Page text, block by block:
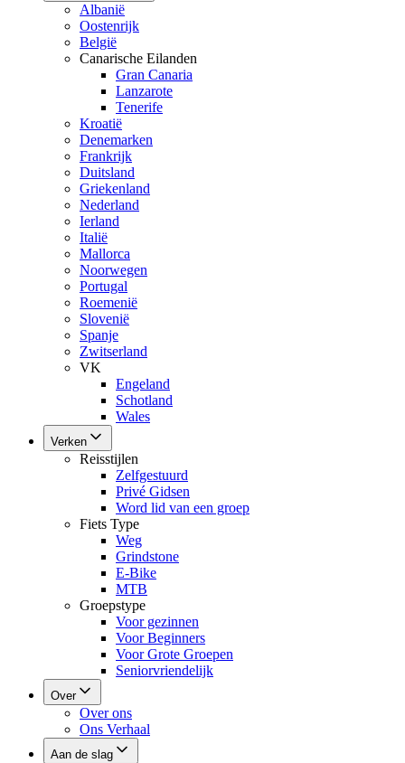
Albanië
Oostenrijk
België
Canarische Eilanden
Gran Canaria
Lanzarote
Tenerife
Kroatië
Denemarken
Frankrijk
Duitsland
Griekenland
Nederland
Ierland
Italië
Mallorca
Noorwegen
Portugal
Roemenië
Slovenië
Spanje
Zwitserland
VK
Engeland
Schotland
Wales
Verken
Reisstijlen
Zelfgestuurd
Privé Gidsen
Word lid van een groep
Fiets Type
Weg
Grindstone
E-Bike
MTB
Groepstype
Voor gezinnen
Voor Beginners
Voor Grote Groepen
Seniorvriendelijk
Over
Over ons
Ons Verhaal
Aan de slag